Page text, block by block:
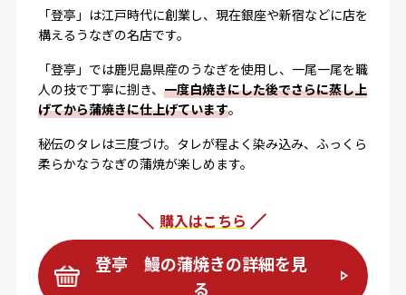
「登亭」は江戸時代に創業し、現在銀座や新宿などに店を
構えるうなぎの名店です。
「登亭」では鹿児島県産のうなぎを使用し、一尾一尾を職
人の技で丁寧に捌き、 一度白焼きにした後でさらに蒸し上
げてから蒲焼きに仕上げています。
秘伝のタレは三度づけ。タレが程よく染み込み、ふっくら
柔らかなうなぎの蒲焼が楽しめます。
購入はこちら
登亭 鰻の蒲焼きの詳細を見
る